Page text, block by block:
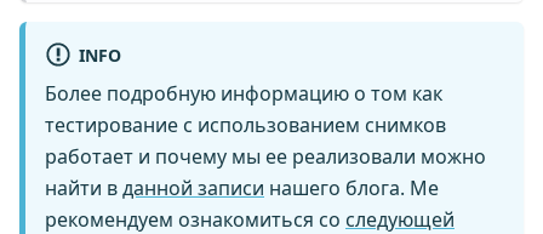
INFO
Более подробную информацию о том как
тестирование с использованием снимков
работает и почему мы ее реализовали можно
найти вданной записи нашего блога. Ме
рекомендуем ознакомиться со следующей